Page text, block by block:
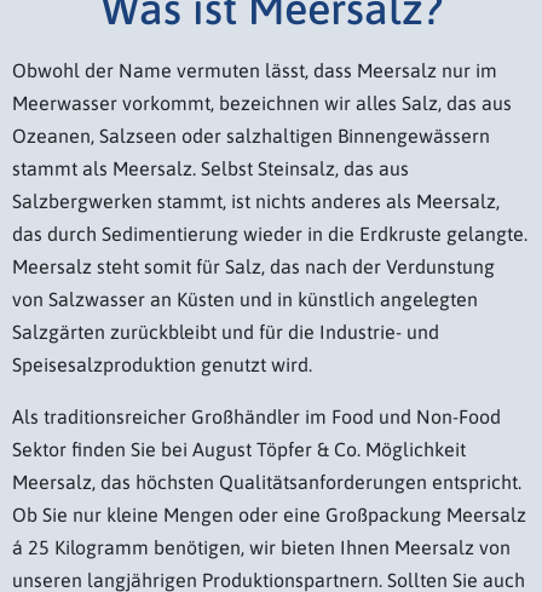
Obwohl der Name vermuten lässt, dass Meersalz nur im
Meerwasser vorkommt, bezeichnen wir alles Salz, das aus
Ozeanen, Salzseen oder salzhaltigen Binnengewässern
stammt als Meersalz. Selbst Steinsalz, das aus
Salzbergwerken stammt, ist nichts anderes als Meersalz,
das durch Sedimentierung wieder in die Erdkruste gelangte.
Meersalz steht somit für Salz, das nach der Verdunstung
von Salzwasser an Küsten und in künstlich angelegten
Salzgärten zurückbleibt und für die Industrie- und
Speisesalzproduktion genutzt wird.
Als traditionsreicher Großhändler im Food und Non-Food
Sektor finden Sie bei August Töpfer & Co. Möglichkeit
Meersalz, das höchsten Qualitätsanforderungen entspricht.
Ob Sie nur kleine Mengen oder eine Großpackung Meersalz
á 25 Kilogramm benötigen, wir bieten Ihnen Meersalz von
unseren langjährigen Produktionspartnern. Sollten Sie auch